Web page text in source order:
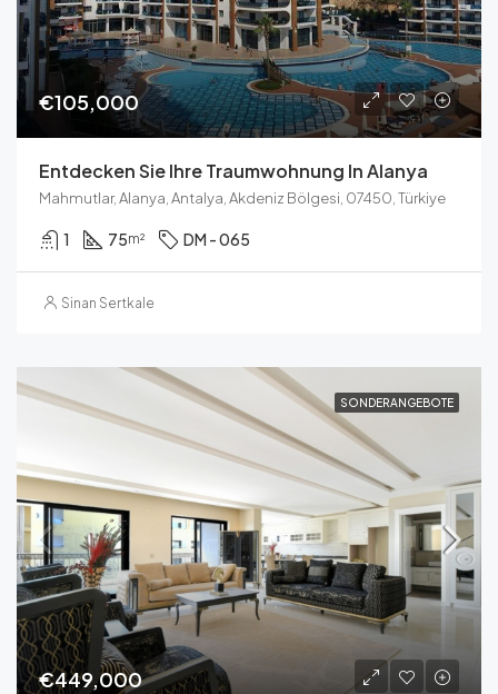
€105,000
Entdecken Sie Ihre Traumwohnung In Alanya
Mahmutlar, Alanya, Antalya, Akdeniz Bölgesi, 07450, Türkiye
1 75m² DM - 065
Sinan Sertkale
SONDERANGEBOTE
€449,000